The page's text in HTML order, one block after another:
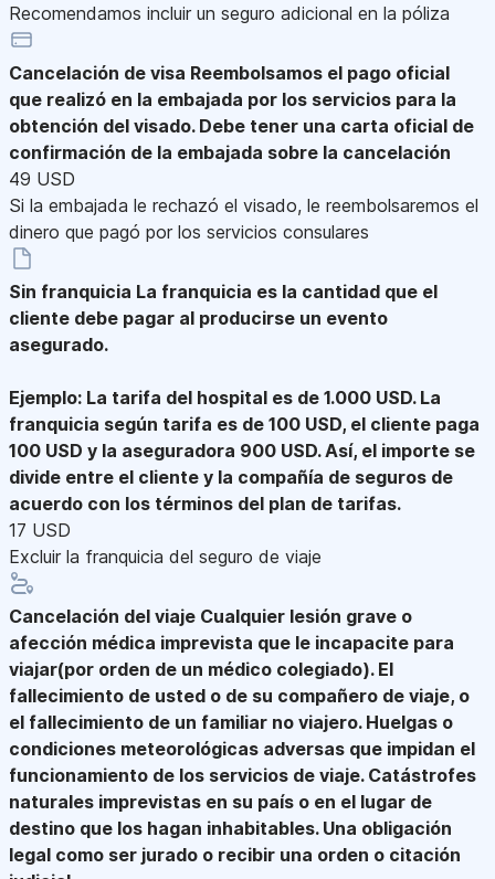
Recomendamos incluir un seguro adicional en la póliza
Cancelación de visa Reembolsamos el pago oficial
que realizó en la embajada por los servicios para la
obtención del visado. Debe tener una carta oficial de
confirmación de la embajada sobre la cancelación
49 USD
Si la embajada le rechazó el visado, le reembolsaremos el
dinero que pagó por los servicios consulares
Sin franquicia La franquicia es la cantidad que el
cliente debe pagar al producirse un evento
asegurado.
Ejemplo: La tarifa del hospital es de 1.000 USD. La
franquicia según tarifa es de 100 USD, el cliente paga
100 USD y la aseguradora 900 USD. Así, el importe se
divide entre el cliente y la compañía de seguros de
acuerdo con los términos del plan de tarifas.
17 USD
Excluir la franquicia del seguro de viaje
Cancelación del viaje Cualquier lesión grave o
afección médica imprevista que le incapacite para
viajar(por orden de un médico colegiado). El
fallecimiento de usted o de su compañero de viaje, o
el fallecimiento de un familiar no viajero. Huelgas o
condiciones meteorológicas adversas que impidan el
funcionamiento de los servicios de viaje. Catástrofes
naturales imprevistas en su país o en el lugar de
destino que los hagan inhabitables. Una obligación
legal como ser jurado o recibir una orden o citación